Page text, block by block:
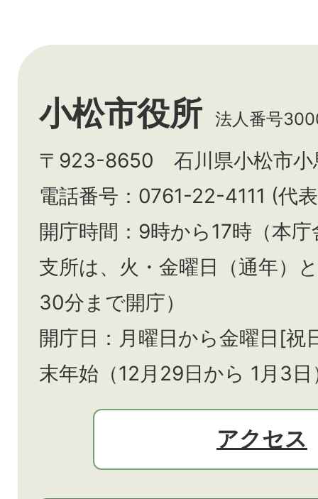
小松市役所 法人番号
〒923-8650 石川県小松市小
電話番号：0761-22-4111 (代
開庁時間：9時から17時（本
支所は、火・金曜日（通年）と
30分まで開庁）
開庁日：月曜日から金曜日[祝
末年始（12月29日から 1月3
アクセス